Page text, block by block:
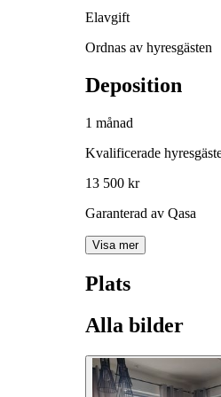
Elavgift
Ordnas av hyresgästen
Deposition
1 månad
Kvalificerade
13 500 kr
Garanterad av Qasa
Visa mer
Plats
Alla bilder